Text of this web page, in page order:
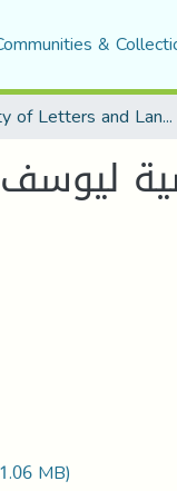
&
Faculty of Letters and Languages
MB)